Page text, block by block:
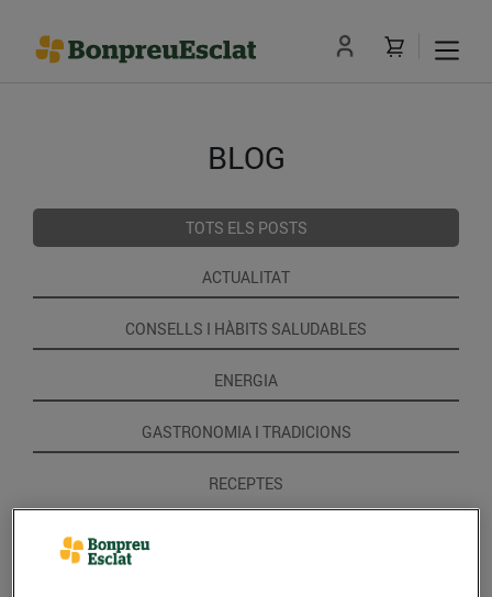
BLOG
TOTS ELS POSTS
ACTUALITAT
CONSELLS I HÀBITS SALUDABLES
ENERGIA
GASTRONOMIA I TRADICIONS
RECEPTES